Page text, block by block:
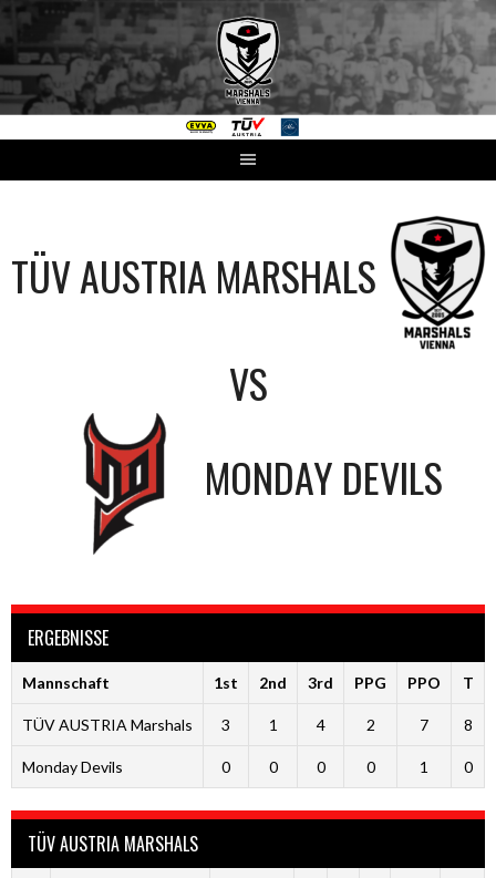
Springe
zum
Inhalt
TÜV AUSTRIA MARSHALS
VS
MONDAY DEVILS
ERGEBNISSE
Mannschaft 1st 2nd 3rd PPG PPO T
TÜV AUSTRIA Marshals 3 1 4 2 7 8
Monday Devils 0 0 0 0 1 0
TÜV AUSTRIA MARSHALS